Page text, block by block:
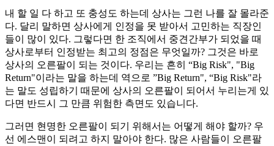
내 할 일 다 하고 또 충성도 하는데 상사는 그런 나를 잘 몰라준
다. 달리 말하면 상사에게 인정을 못 받아서 고민하는 직장인
들이 많이 있다. 그렇다면 한 조직에서 중견간부가 되었을 때
상사로부터 인정받는 최고의 정점은 무엇일까? 그것은 바로
상사의 오른팔이 되는 것이다. 우리는 흔히 “Big Risk", "Big
Return"이라는 말을 하는데 역으로 ”Big Return", “Big Risk"라
는 말도 성립하기 때문에 상사의 오른팔이 되어서 누리는게 있
다면 반드시 그 만큼 위험한 측면도 있습니다.
그러면 현명한 오른팔이 되기 위해서는 어떻게 해야 할까? 우
선 에스맨이 되려고 하지 말아야 한다. 많은 사람들이 오른팔